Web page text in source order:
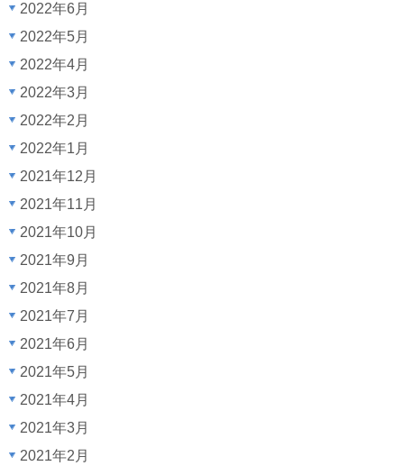
2022年6月
2022年5月
2022年4月
2022年3月
2022年2月
2022年1月
2021年12月
2021年11月
2021年10月
2021年9月
2021年8月
2021年7月
2021年6月
2021年5月
2021年4月
2021年3月
2021年2月